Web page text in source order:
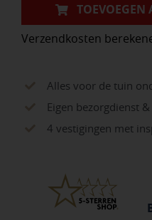
TOEVOEGEN
Verzendkosten
Alles voor de tuin
Eigen bezorgdienst
4 vestigingen met